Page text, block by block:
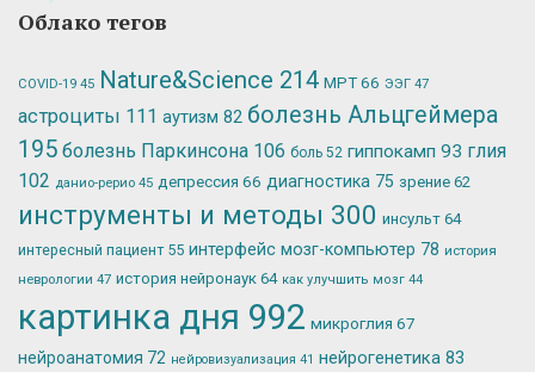
Облако тегов
COVID-19 45 Nature&Science 214 МРТ66 ЭЭГ 47
астроциты 111 аутизм 82 болезнь Альцгеймера
195 болезнь Паркинсона 106 боль 52 гиппокамп 93 глия
102 данио-рерио 45 депрессия 66 диагностика 75 зрение 62
инструменты и методы 300 инсульт 64
интересный пациент 55 интерфейс мозг-компьютер 78 история
неврологии 47 история нейронаук 64 как улучшить мозг 44
картинка дня 992 микроглия 67
нейроанатомия 72 нейровизуализация 41 нейрогенетика 83